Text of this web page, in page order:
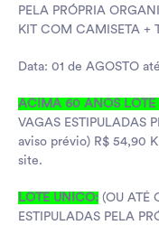
PELA PRÓPRIA
KIT COM CAMISETA +
Data: 01 de AGOSTO
ACIMA 60 ANOS LOTE
VAGAS ESTIPULADAS
aviso prévio) R$ 54,90
site.
LOTE UNICO: (OU ATÉ
ESTIPULADAS PELA